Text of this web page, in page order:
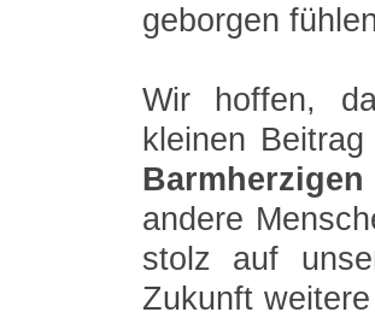
geborgen
Wir hoffen,
kleinen
andere
stolz auf
Zukunft